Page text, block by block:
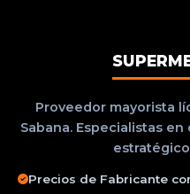
Proveedor mayorista
Sabana. Especialistas
Precios de Fabricante